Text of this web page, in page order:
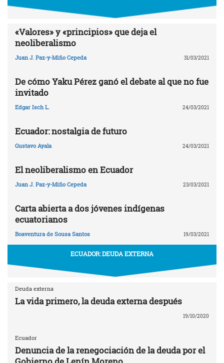
«Valores» y «principios» que deja el
neoliberalismo
Juan J. Paz-y-Miño Cepeda 31/03/2021
De cómo Yaku Pérez ganó el debate al que no fue
invitado
Edgar Isch L. 24/03/2021
Ecuador: nostalgia de futuro
Gustavo Ayala 24/03/2021
El neoliberalismo en Ecuador
Juan J. Paz-y-Miño Cepeda 23/03/2021
Carta abierta a dos jóvenes indígenas
ecuatorianos
Boaventura de Sousa Santos 19/03/2021
ECUADOR: DEUDA EXTERNA
Deuda externa
La vida primero, la deuda externa después
19/10/2020
Ecuador
Denuncia de la renegociación de la deuda por el